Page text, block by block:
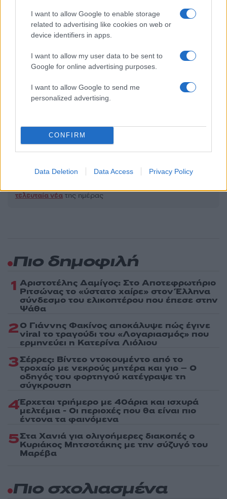
I want to allow Google to enable storage
related to advertising like cookies on web or
device identifiers in apps.
I want to allow my user data to be sent to
Google for online advertising purposes.
I want to allow Google to send me
personalized advertising.
CONFIRM
Data Deletion Data Access Privacy Policy
2000 /2000
Υποβολή σχολίου
. Το site προστατεύεται από reCAPTCHA, ισχύουν
Πολιτική Απορρήτου&Όροι Χρήσης
ΒΙΝΤΕΟ
Share:
Ακολουθήστε το Νewsit.gr στοGoogle Newsκαι
τελευταία νέα της ημέρας
Πιο δημοφιλή
1 Αριστοτέλης Δαμίγος: Στο Αποτεφρωτήριο
Ριτσώνας το «ύστατο χαίρε» στον Έλληνα
σύνδεσμο του ελικοπτέρου που έπεσε στην
Ψάθα
2Ο Γιάννης Φακίνος αποκάλυψε πώς έγινε
viral το τραγούδι του «Λογαριασμός» που
ερμηνεύει η Κατερίνα Λιόλιου
3Σέρρες: Βίντεο ντοκουμέντο από το
τροχαίο με νεκρούς μητέρα και γιο – Ο
οδηγός του φορτηγού κατέγραψε τη
σύγκρουση
4Έρχεται τριήμερο με 40άρια και ισχυρά
μελτέμια - Οι περιοχές που θα είναι πιο
έντονα τα φαινόμενα
5Στα Χανιά για ολιγοήμερες διακοπές ο
Κυριάκος Μητσοτάκης με την σύζυγό του
Μαρέβα
Πιο σχολιασμένα